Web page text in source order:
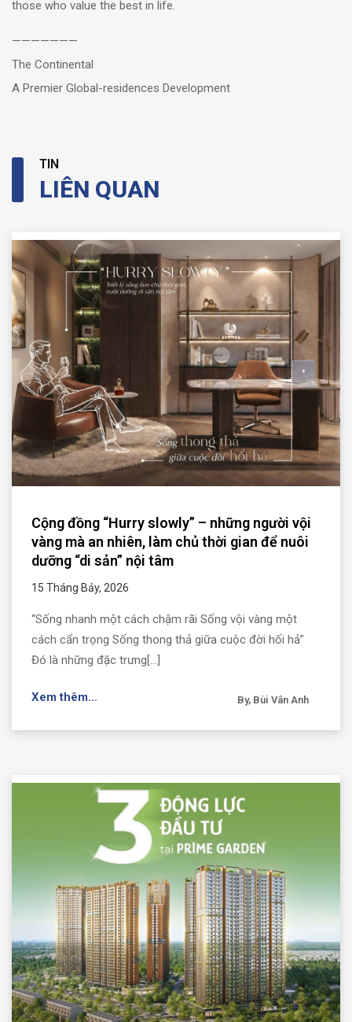
those who value the best in life.
———————
The Continental
A Premier Global-residences Development
TIN
LIÊN QUAN
Cộng đồng “Hurry slowly” – những người vội
vàng mà an nhiên, làm chủ thời gian để nuôi
dưỡng “di sản” nội tâm
15 Tháng Bảy, 2026
“Sống nhanh một cách chậm rãi Sống vội vàng một
cách cẩn trọng Sống thong thả giữa cuộc đời hối hả”
Đó là những đặc trưng[...]
Xem thêm... By, Bùi Vân Anh